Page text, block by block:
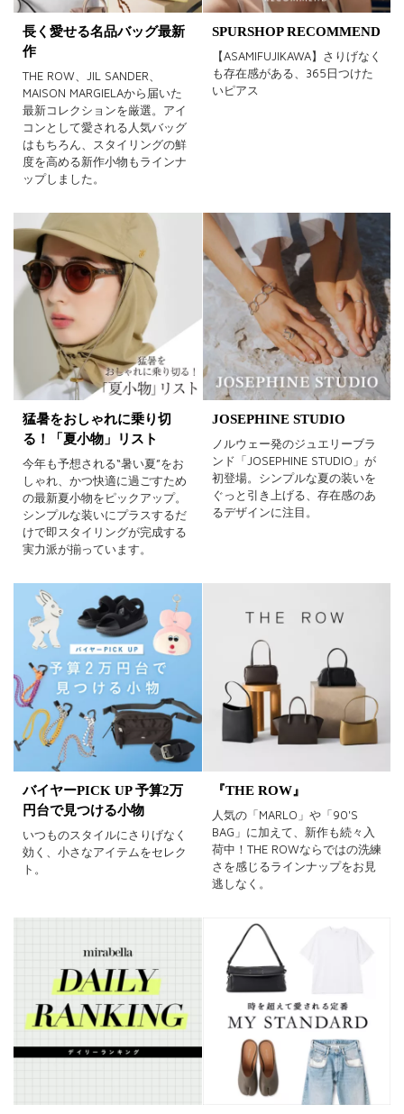
長く愛せる名品バッグ最新
作
THE ROW、JIL SANDER、
MAISON MARGIELAから届いた
最新コレクションを厳選。アイ
コンとして愛される人気バッグ
はもちろん、スタイリングの鮮
度を高める新作小物もラインナ
ップしました。
SPURSHOP RECOMMEND
【ASAMIFUJIKAWA】さりげなく
も存在感がある、365日つけた
いピアス
猛暑をおしゃれに乗り切
る！「夏小物」リスト
今年も予想される“暑い夏”をお
しゃれ、かつ快適に過ごすため
の最新夏小物をピックアップ。
シンプルな装いにプラスするだ
けで即スタイリングが完成する
実力派が揃っています。
JOSEPHINE STUDIO
ノルウェー発のジュエリーブラ
ンド「JOSEPHINE STUDIO」が
初登場。シンプルな夏の装いを
ぐっと引き上げる、存在感のあ
るデザインに注目。
バイヤーPICK UP 予算2万
円台で見つける小物
いつものスタイルにさりげなく
効く、小さなアイテムをセレク
ト。
『THE ROW』
人気の「MARLO」や「90'S
BAG」に加えて、新作も続々入
荷中！THE ROWならではの洗練
さを感じるラインナップをお見
逃しなく。